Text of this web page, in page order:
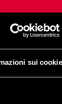
sui cookie